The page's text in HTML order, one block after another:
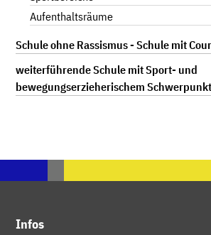
Aufenthaltsräume
Schule ohne Rassismus - Schule mit
weiterführende Schule mit Sport- und
bewegungserzieherischem Schwerpunkt
Infos